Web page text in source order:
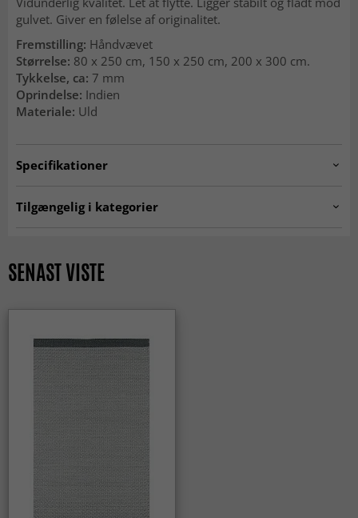
gulvet. Giver en følelse af originalitet.
Fremstilling: Håndvævet
Størrelse: 80 x 250 cm, 150 x 250 cm, 200 x 300 cm.
Tykkelse, ca: 7 mm
Oprindelse: Indien
Materiale: Uld
Specifikationer
Tilgængelig i kategorier
Tæpper 200 x 300 cm
ALLE TÆPPER
SENAST VISTE